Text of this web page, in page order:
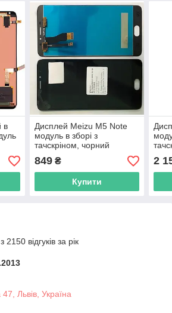
в
Дисплей Meizu M5 Note
модуль в зборі з
тачскріном, чорний
849₴
Купити
2
відгуків за рік
Львів, Україна